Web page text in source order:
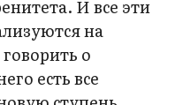
И все эти
на
о
есть все